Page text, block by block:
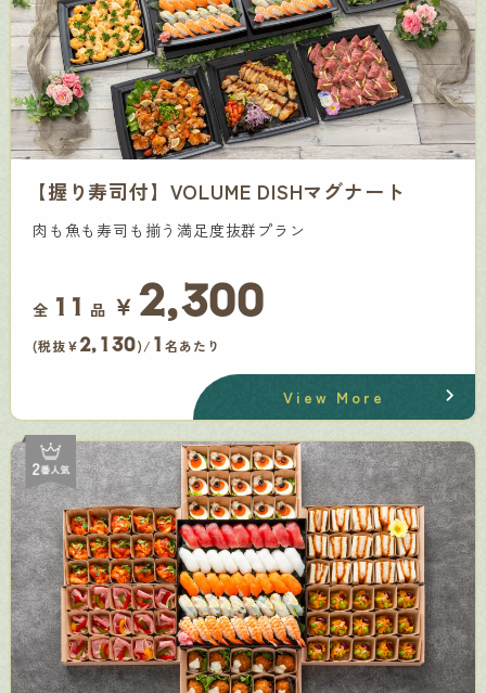
【握り寿司付】VOLUME DISHマグナート
肉も魚も寿司も揃う満足度抜群プラン
全 11 品 ￥ 2,300
(税抜¥2,130)/ 1 名あたり
View More